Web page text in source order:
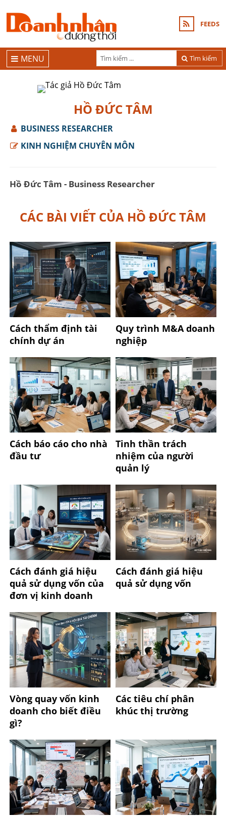
FEEDS
Tìm kiếm
MENU
HỒ ĐỨC TÂM
BUSINESS RESEARCHER
KINH NGHIỆM CHUYÊN MÔN
Hồ Đức Tâm - Business Researcher
CÁC BÀI VIẾT CỦA HỒ ĐỨC TÂM
Cách thẩm định tài
chính dự án
Quy trình M&A doanh
nghiệp
Cách báo cáo cho nhà
đầu tư
Tinh thần trách
nhiệm của người
quản lý
Cách đánh giá hiệu
quả sử dụng vốn của
đơn vị kinh doanh
Cách đánh giá hiệu
quả sử dụng vốn
Vòng quay vốn kinh
doanh cho biết điều
gì?
Các tiêu chí phân
khúc thị trường